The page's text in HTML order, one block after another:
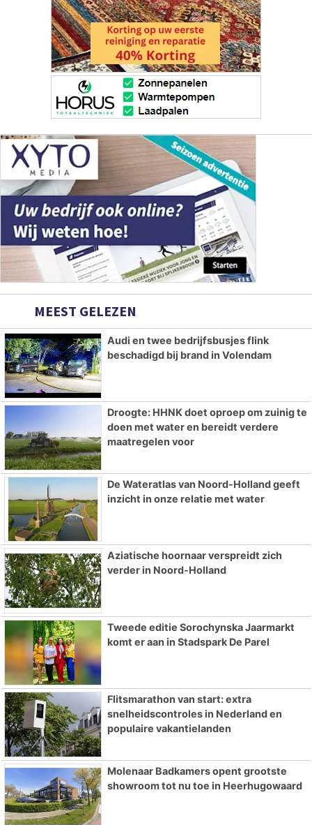
MEEST GELEZEN
Audi en twee bedrijfsbusjes flink
beschadigd bij brand in Volendam
Droogte: HHNK doet oproep om zuinig te
doen met water en bereidt verdere
maatregelen voor
De Wateratlas van Noord-Holland geeft
inzicht in onze relatie met water
Aziatische hoornaar verspreidt zich
verder in Noord-Holland
Tweede editie Sorochynska Jaarmarkt
komt er aan in Stadspark De Parel
Flitsmarathon van start: extra
snelheidscontroles in Nederland en
populaire vakantielanden
Molenaar Badkamers opent grootste
showroom tot nu toe in Heerhugowaard